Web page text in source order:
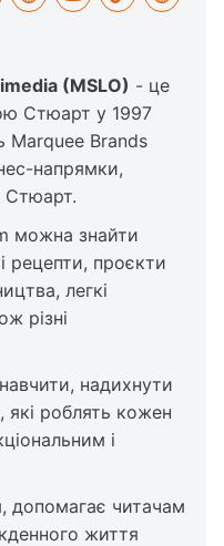
(MSLO) - це
Стюарт у 1997
Marquee Brands
напрямки,
Стюарт.
можна знайти
рецепти, проєкти
легкі
різні
надихнути
які роблять кожен
і
допомагає читачам
життя